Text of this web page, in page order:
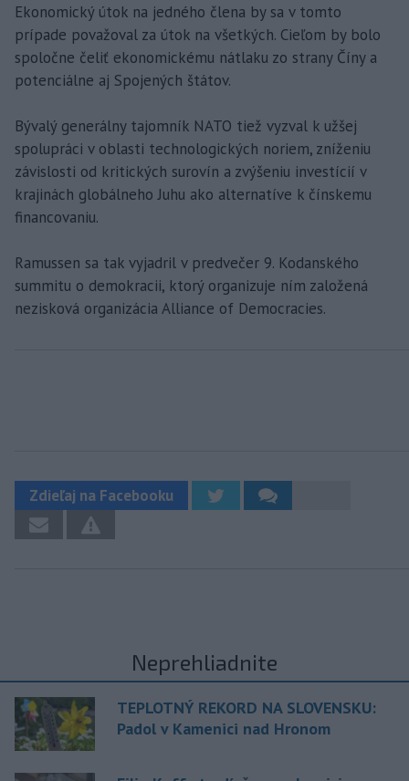
Ekonomický útok na jedného člena by sa v tomto
prípade považoval za útok na všetkých. Cieľom by bolo
spoločne čeliť ekonomickému nátlaku zo strany Číny a
potenciálne aj Spojených štátov.
Bývalý generálny tajomník NATO tiež vyzval k užšej
spolupráci v oblasti technologických noriem, zníženiu
závislosti od kritických surovín a zvýšeniu investícií v
krajinách globálneho Juhu ako alternatíve k čínskemu
financovaniu.
Ramussen sa tak vyjadril v predvečer 9. Kodanského
summitu o demokracii, ktorý organizuje ním založená
nezisková organizácia Alliance of Democracies.
Zdieľaj na Facebooku
Neprehliadnite
TEPLOTNÝ REKORD NA SLOVENSKU:
Padol v Kamenici nad Hronom